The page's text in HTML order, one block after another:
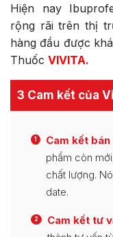
Hiện nay
rộng rãi trên thị
hàng đầu được
Thuốc VIVITA.
3 Cam kết của
1 Cam kết
phẩm còn
chất lượng.
date.
2 Cam kết tư